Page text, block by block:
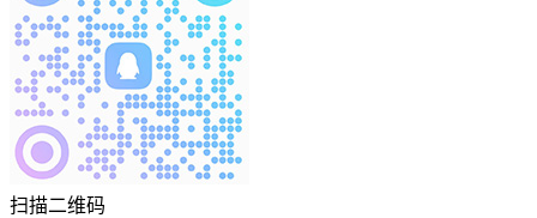
扫描二维码